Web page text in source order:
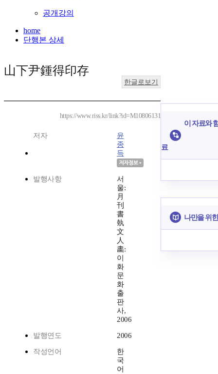
공개강의
home
단행본 상세
山下尹鍾得印存
한글로보기
https://www.riss.kr/link?id=M10806131
저자
윤
종
득
발행사항
서
울:
月
刊
書
埶
文
人
畵:
이
화
문
화
출
판
사,
2006
발행연도 2006
작성언어
한
국
어
이 자료와
료
나만을 위